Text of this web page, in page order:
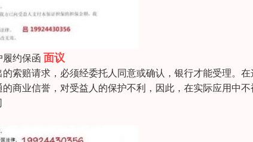
约保函 面议
索赔请求，必须经委托人同意或确认，银行才能受理。
商业信誉，对受益人的保护不利，因此，在实际应用中